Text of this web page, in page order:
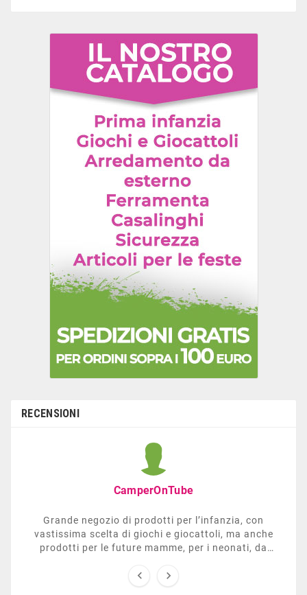
RECENSIONI
CamperOnTube
Grande negozio di prodotti per l’infanzia, con
vastissima scelta di giochi e giocattoli, ma anche
prodotti per le future mamme, per i neonati, da
sezione dedicata all’arredo giardino, giochi all’aperto,
 